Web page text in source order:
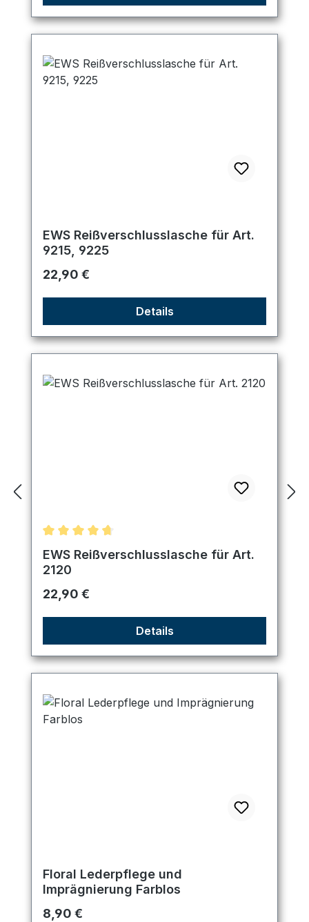
EWS Reißverschlusslasche für Art.
9215, 9225
Regulärer Preis:
22,90 €
Details
Durchschnittliche Bewertung von 4.67 von 5
EWS Reißverschlusslasche für Art.
2120
Regulärer Preis:
22,90 €
Details
Floral Lederpflege und
Imprägnierung Farblos
Regulärer Preis:
8,90 €